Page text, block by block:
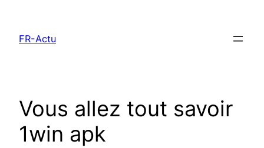
contenu
FR-Actu
Vous allez tout savoir
1win apk